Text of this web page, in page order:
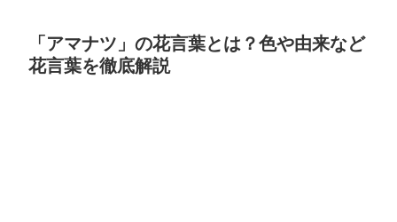
「アマナツ」の花言葉とは？色や由来など
花言葉を徹底解説